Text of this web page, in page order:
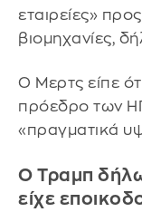
εταιρείες»
βιομηχανίες,
Ο Μερτς είπε
πρόεδρο των
«πραγματικά
Ο Τραμπ
είχε